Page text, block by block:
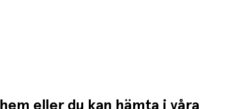
eller du kan hämta i våra